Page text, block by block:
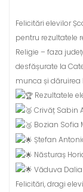
Felicitări elevilor
pentru rezultatele
Religie – faza
desfășurate la
munca și
Rezultatele
Crivăț Sabin
Bozian Sofia
Ștefan
Năsturaș
Văduva
Felicitări, dragi